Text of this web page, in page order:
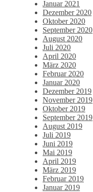
Januar 2021
Dezember 2020
Oktober 2020
September 2020
August 2020
Juli 2020
April 2020
März 2020
Februar 2020
Januar 2020
Dezember 2019
November 2019
Oktober 2019
September 2019
August 2019
Juli 2019
Juni 2019
Mai 2019
April 2019
März 2019
Februar 2019
Januar 2019